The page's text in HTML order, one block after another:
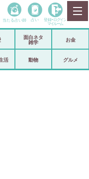
当たる占い師 占い 登録• ログイン
マイルーム
面白ネタ
雑学
お金
活 動物 グルメ